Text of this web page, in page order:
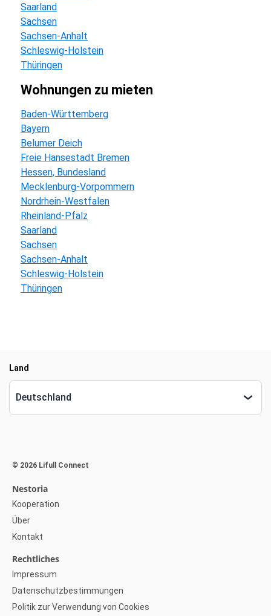
Saarland
Sachsen
Sachsen-Anhalt
Schleswig-Holstein
Thüringen
wohnungen zu mieten
Baden-Württemberg
Bayern
Belumer Deich
Freie Hansestadt Bremen
Hessen, Bundesland
Mecklenburg-Vorpommern
Nordrhein-Westfalen
Rheinland-Pfalz
Saarland
Sachsen
Sachsen-Anhalt
Schleswig-Holstein
Thüringen
© 2026 Lifull Connect
Nestoria
Kooperation
Über
Kontakt
Rechtliches
Impressum
Datenschutzbestimmungen
Politik zur Verwendung von Cookies